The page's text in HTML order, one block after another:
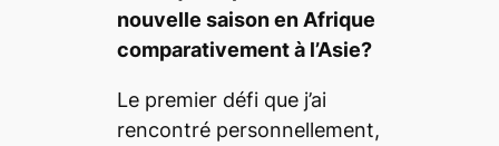
nouvelle saison en Afrique
comparativement à l’Asie?
Le premier défi que j’ai
rencontré personnellement,